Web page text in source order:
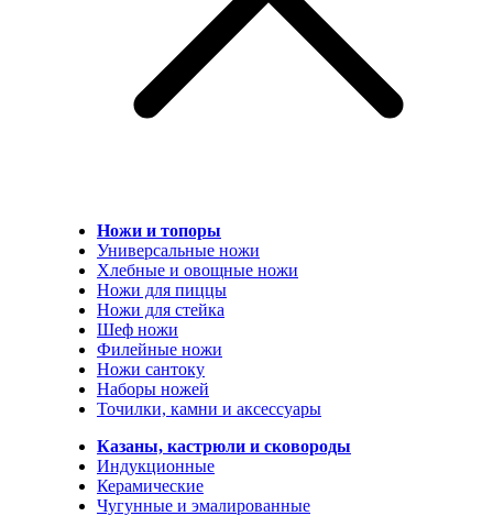
Ножи и топоры
Универсальные ножи
Хлебные и овощные ножи
Ножи для пиццы
Ножи для стейка
Шеф ножи
Филейные ножи
Ножи сантоку
Наборы ножей
Точилки, камни и аксессуары
Казаны, кастрюли и сковороды
Индукционные
Керамические
Чугунные и эмалированные